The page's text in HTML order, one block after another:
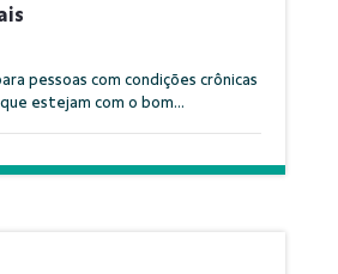
pessoas com condições crônicas
estejam com o bom...